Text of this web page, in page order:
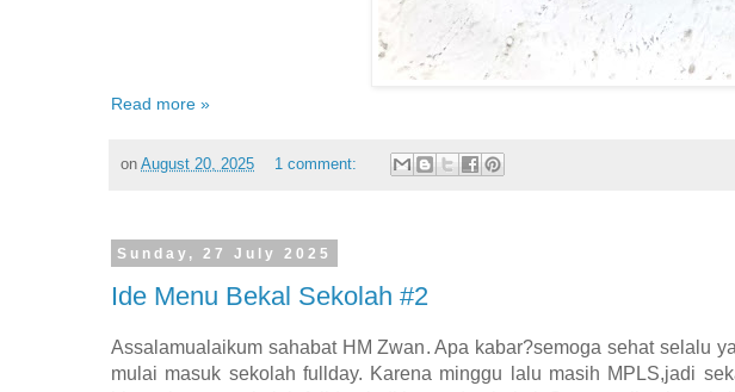
Read more »
on August 20, 2025 1 comment:
Sunday, 27 July 2025
Ide Menu Bekal Sekolah #2
Assalamualaikum sahabat HM Zwan. Apa kabar?semoga sehat selalu
mulai masuk sekolah fullday. Karena minggu lalu masih MPLS,jadi